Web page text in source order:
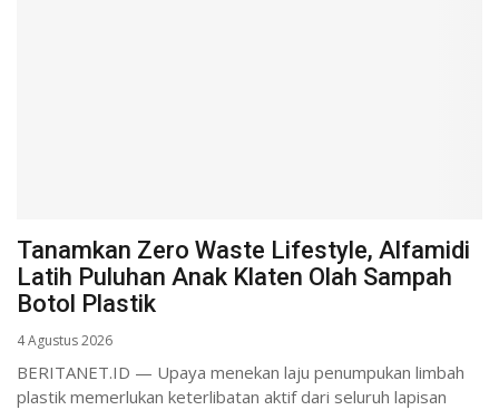
Tanamkan Zero Waste Lifestyle, Alfamidi
Latih Puluhan Anak Klaten Olah Sampah
Botol Plastik
4 Agustus 2026
BERITANET.ID — Upaya menekan laju penumpukan limbah
plastik memerlukan keterlibatan aktif dari seluruh lapisan